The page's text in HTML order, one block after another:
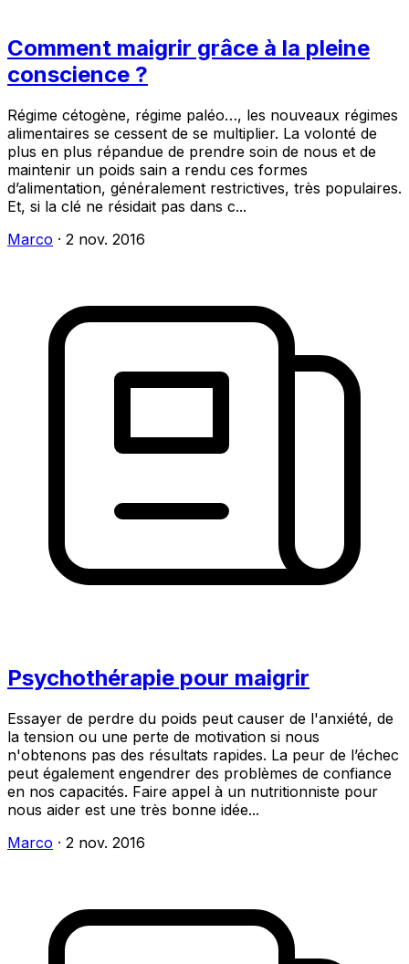
Comment maigrir grâce à la pleine
conscience ?
Régime cétogène, régime paléo…, les nouveaux régimes
alimentaires se cessent de se multiplier. La volonté de
plus en plus répandue de prendre soin de nous et de
maintenir un poids sain a rendu ces formes
d’alimentation, généralement restrictives, très populaires.
Et, si la clé ne résidait pas dans c...
Marco · 2 nov. 2016
Psychothérapie pour maigrir
Essayer de perdre du poids peut causer de l'anxiété, de
la tension ou une perte de motivation si nous
n'obtenons pas des résultats rapides. La peur de l’échec
peut également engendrer des problèmes de confiance
en nos capacités. Faire appel à un nutritionniste pour
nous aider est une très bonne idée...
Marco · 2 nov. 2016